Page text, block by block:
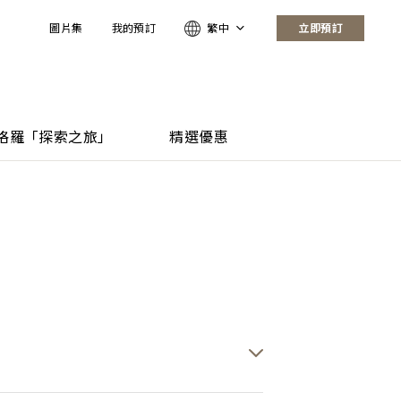
圖片集 我的預訂 繁中 立即預訂
羅「探索之旅」 精選優惠